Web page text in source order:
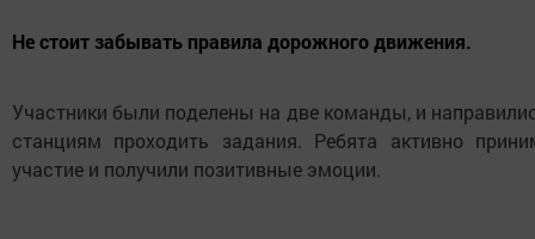
Не стоит забывать правила дорожного движения.
Участники были поделены на две команды, и
станциям проходить задания. Ребята активно
участие и получили позитивные эмоции.